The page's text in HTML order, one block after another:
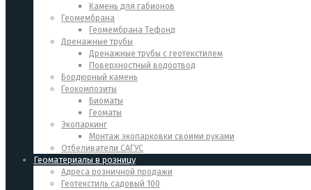
Камень для габионов
Геомембрана
Геомембрана Тефонд
Дренажные трубы
Дренажные трубы с геотекстилем
Поверхностный водоотвод
Бордюрный камень
Геокомпозиты
Биоматы
Геоматы
Экопаркинг
Монтаж экопарковки своими руками
Отбеливатели САГУС
Геоматериалы в розницу
Адреса розничной продажи
Геотекстиль садовый 100